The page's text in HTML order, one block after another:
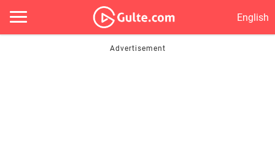
English